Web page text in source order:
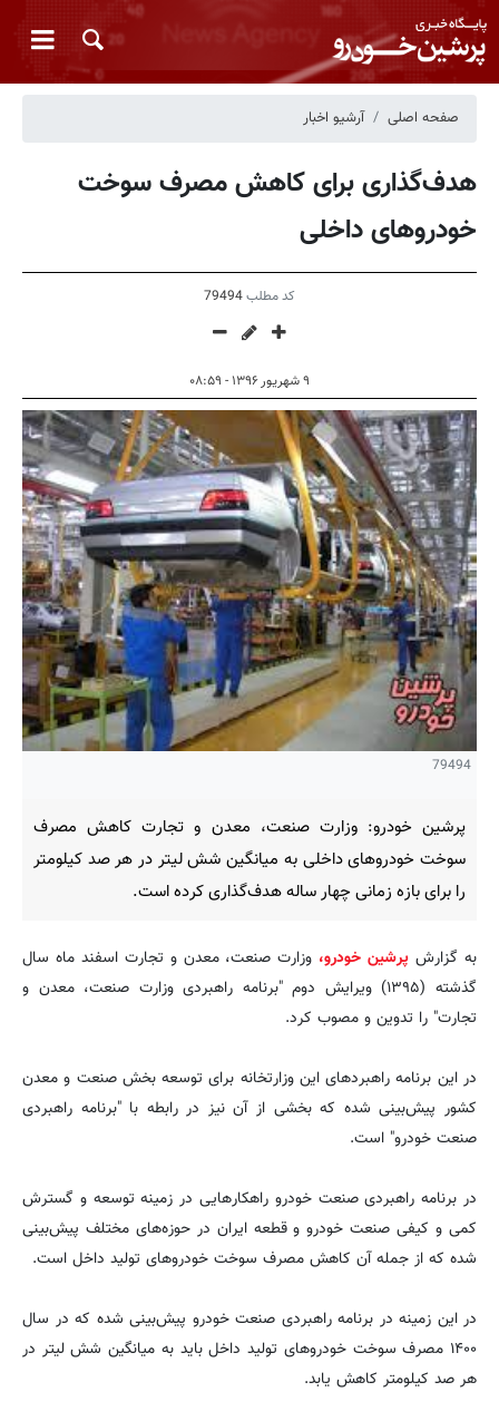
صفحه اصلی آرشیو اخبار
هدف‌گذاری برای کاهش مصرف سوخت
خودروهای داخلی
کد مطلب79494
۹ شهریور ۱۳۹۶ - ۰۸:۵۹
79494
پرشین خودرو: وزارت صنعت، معدن و تجارت کاهش مصرف
سوخت خودروهای داخلی به میانگین شش لیتر در هر صد کیلومتر
را برای بازه زمانی چهار ساله هدف‌گذاری کرده است.
به گزارشپرشین خودرو، وزارت صنعت، معدن و تجارت اسفند ماه سال
گذشته (۱۳۹۵) ویرایش دوم "برنامه راهبردی وزارت صنعت، معدن و
تجارت" را تدوین و مصوب کرد.
در این برنامه راهبردهای این وزارتخانه برای توسعه بخش صنعت و معدن
کشور پیش‌بینی شده که بخشی از آن نیز در رابطه با "برنامه راهبردی
صنعت خودرو" است.
در برنامه راهبردی صنعت خودرو راهکارهایی در زمینه توسعه و گسترش
کمی و کیفی صنعت خودرو و قطعه ایران در حوزه‌های مختلف پیش‌بینی
شده که از جمله‌ آن کاهش مصرف سوخت خودروهای تولید داخل است.
در این زمینه در برنامه راهبردی صنعت خودرو پیش‌بینی شده که در سال
۱۴۰۰ مصرف سوخت خودروهای تولید داخل باید به میانگین شش لیتر در
هر صد کیلومتر کاهش یابد.